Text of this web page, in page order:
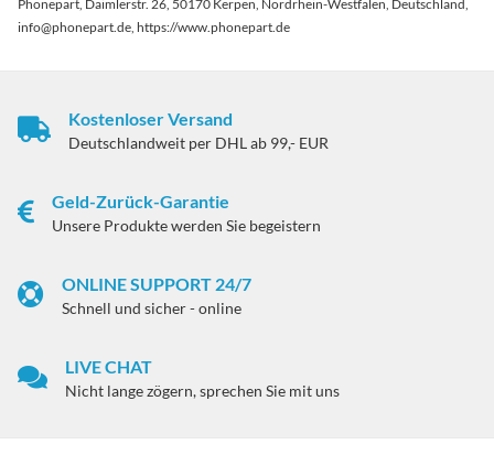
Phonepart, Daimlerstr. 26, 50170 Kerpen, Nordrhein-Westfalen, Deutschland,
info@phonepart.de, https://www.phonepart.de
Kostenloser Versand
Deutschlandweit per DHL ab 99,- EUR
Geld-Zurück-Garantie
Unsere Produkte werden Sie begeistern
ONLINE SUPPORT 24/7
Schnell und sicher - online
LIVE CHAT
Nicht lange zögern, sprechen Sie mit uns